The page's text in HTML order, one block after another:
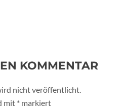
KOMMENTAR
nicht veröffentlicht.
mit * markiert